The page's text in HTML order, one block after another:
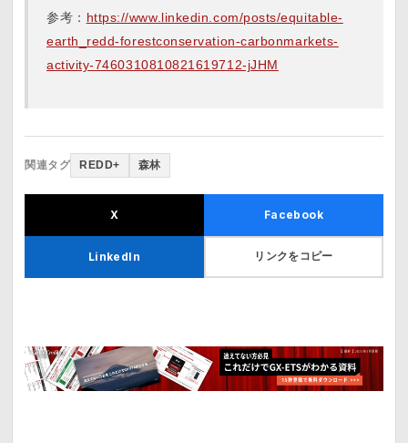
参考： https://www.linkedin.com/posts/equitable-
earth_redd-forestconservation-carbonmarkets-
activity-7460310810821619712-jJHM
関連タグ REDD+ 森林
X Facebook
LinkedIn リンクをコピー